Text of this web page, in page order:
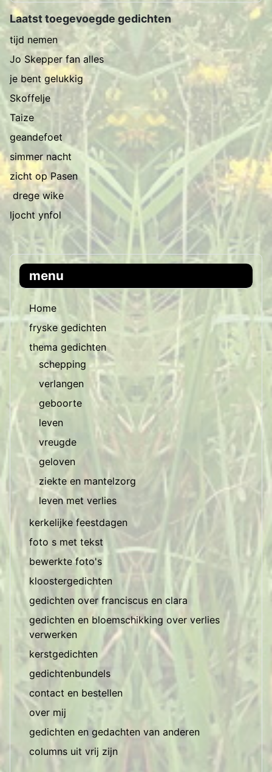
menu
Home
fryske gedichten
thema gedichten
schepping
verlangen
geboorte
leven
vreugde
geloven
ziekte en mantelzorg
leven met verlies
kerkelijke feestdagen
foto s met tekst
bewerkte foto's
kloostergedichten
gedichten over franciscus en clara
gedichten en bloemschikking over verlies
verwerken
kerstgedichten
gedichtenbundels
contact en bestellen
over mij
gedichten en gedachten van anderen
columns uit vrij zijn
Laatst toegevoegde gedichten
tijd nemen
Jo Skepper fan alles
je bent gelukkig
Skoffelje
Taize
geandefoet
simmer nacht
zicht op Pasen
drege wike
ljocht ynfol